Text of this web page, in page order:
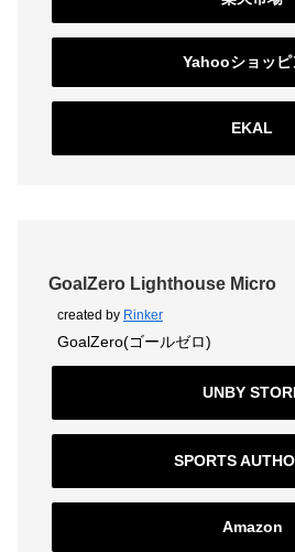
Yahooショッピ
EKAL
GoalZero Lighthouse Micro
created by Rinker
GoalZero(ゴールゼロ)
UNBY
SPORTS
Amazon